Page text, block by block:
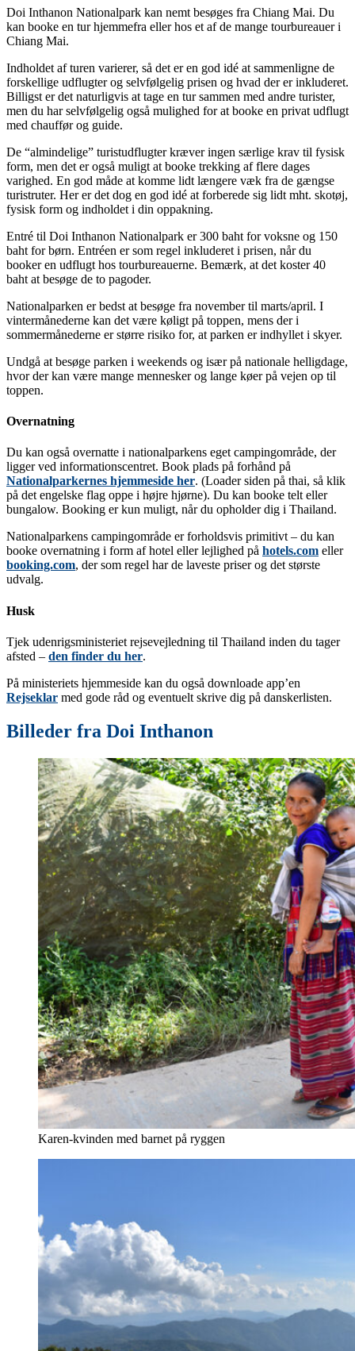
Doi Inthanon Nationalpark kan nemt besøges fra Chiang Mai. Du
kan booke en tur hjemmefra eller hos et af de mange tourbureauer i
Chiang Mai.
Indholdet af turen varierer, så det er en god idé at sammenligne de
forskellige udflugter og selvfølgelig prisen og hvad der er inkluderet.
Billigst er det naturligvis at tage en tur sammen med andre turister,
men du har selvfølgelig også mulighed for at booke en privat udflugt
med chauffør og guide.
De “almindelige” turistudflugter kræver ingen særlige krav til fysisk
form, men det er også muligt at booke trekking af flere dages
varighed. En god måde at komme lidt længere væk fra de gængse
turistruter. Her er det dog en god idé at forberede sig lidt mht. skotøj,
fysisk form og indholdet i din oppakning.
Entré til Doi Inthanon Nationalpark er 300 baht for voksne og 150
baht for børn. Entréen er som regel inkluderet i prisen, når du
booker en udflugt hos tourbureauerne. Bemærk, at det koster 40
baht at besøge de to pagoder.
Nationalparken er bedst at besøge fra november til marts/april. I
vintermånederne kan det være køligt på toppen, mens der i
sommermånederne er større risiko for, at parken er indhyllet i skyer.
Undgå at besøge parken i weekends og især på nationale helligdage,
hvor der kan være mange mennesker og lange køer på vejen op til
toppen.
Overnatning
Du kan også overnatte i nationalparkens eget campingområde, der
ligger ved informationscentret. Book plads på forhånd på
Nationalparkernes hjemmeside her. (Loader siden på thai, så klik
på det engelske flag oppe i højre hjørne). Du kan booke telt eller
bungalow. Booking er kun muligt, når du opholder dig i Thailand.
Nationalparkens campingområde er forholdsvis primitivt – du kan
booke overnatning i form af hotel eller lejlighed på hotels.com eller
booking.com, der som regel har de laveste priser og det største
udvalg.
Husk
Tjek udenrigsministeriet rejsevejledning til Thailand inden du tager
afsted – den finder du her.
På ministeriets hjemmeside kan du også downloade app’en
Rejseklar med gode råd og eventuelt skrive dig på danskerlisten.
Billeder fra Doi Inthanon
Karen-kvinden med barnet på ryggen